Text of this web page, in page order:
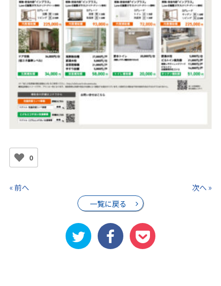
0
« 前へ
一覧に戻る
次へ »